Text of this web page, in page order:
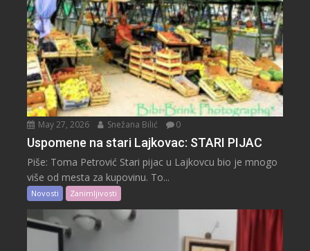
May 27, 2026 Snežana Bilić 0
Uspomene na stari Lajkovac: STARI PIJAC
Piše: Toma Petrović Stari pijac u Lajkovcu bio je mnogo
više od mesta za kupovinu. To...
Novosti Zanimljivosti